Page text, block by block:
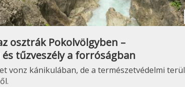
osztrák Pokolvölgyben –
tűzveszély a forróságban
vonz kánikulában, de a természetvédelmi